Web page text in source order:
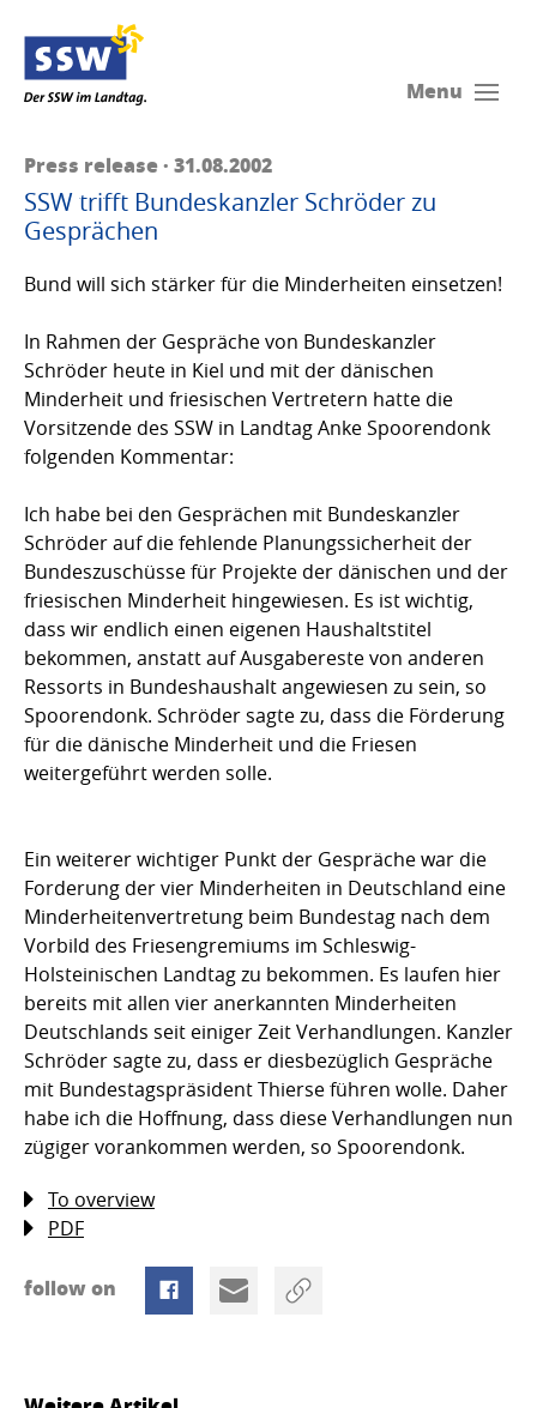
Menu
Press release · 31.08.2002
SSW trifft Bundeskanzler Schröder zu
Gesprächen
Bund will sich stärker für die Minderheiten einsetzen!
In Rahmen der Gespräche von Bundeskanzler
Schröder heute in Kiel und mit der dänischen
Minderheit und friesischen Vertretern hatte die
Vorsitzende des SSW in Landtag Anke Spoorendonk
folgenden Kommentar:
Ich habe bei den Gesprächen mit Bundeskanzler
Schröder auf die fehlende Planungssicherheit der
Bundeszuschüsse für Projekte der dänischen und der
friesischen Minderheit hingewiesen. Es ist wichtig,
dass wir endlich einen eigenen Haushaltstitel
bekommen, anstatt auf Ausgabereste von anderen
Ressorts in Bundeshaushalt angewiesen zu sein, so
Spoorendonk. Schröder sagte zu, dass die Förderung
für die dänische Minderheit und die Friesen
weitergeführt werden solle.
Ein weiterer wichtiger Punkt der Gespräche war die
Forderung der vier Minderheiten in Deutschland eine
Minderheitenvertretung beim Bundestag nach dem
Vorbild des Friesengremiums im Schleswig-
Holsteinischen Landtag zu bekommen. Es laufen hier
bereits mit allen vier anerkannten Minderheiten
Deutschlands seit einiger Zeit Verhandlungen. Kanzler
Schröder sagte zu, dass er diesbezüglich Gespräche
mit Bundestagspräsident Thierse führen wolle. Daher
habe ich die Hoffnung, dass diese Verhandlungen nun
zügiger vorankommen werden, so Spoorendonk.
To overview
PDF
follow on